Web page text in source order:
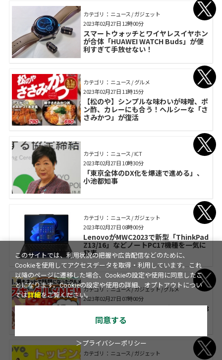
カテゴリ： ニュース / ガジェット
スマートウォッチとワイヤレスイヤホン
が合体「HUAWEI WATCH Buds」が便
利すぎて手放せない！
2023年02月27日 12時00分
カテゴリ： ニュース / グルメ
【松のや】シンプルな味わいが味噌、ポ
ン酢、カレーにも合う！ヘルシーな「さ
さみかつ」が復活
2023年02月27日 11時15分
カテゴリ： ニュース / ICT
「東京全体のDX化を爆速で進める」、
小池都知事
2023年02月27日 10時30分
カテゴリ： ニュース / ガジェット
LenovoがMWC2023で新型「ThinkPad
Z13/16」などノートPC17機種を一気に
発表
2023年02月27日 08時00分
カテゴリ： ニュース / ガジェット / グルメ
「アスキーグルメNEWS」生放送（2023
年3月3日号）
2023年02月27日 07時00分
カテゴリ： ニュース / ガジェット
このサイトでは、利用状況の把握や広告配信などのために、
Cookieを使用してアクセスデータを取得・利用しています。これ
以降のページに遷移した場合、Cookieの設定や使用に同意したこ
とになります。Cookieの設定や使用の詳細、オプトアウトについ
ては詳細をご覧ください。
同意する
＞プライバシーポリシー